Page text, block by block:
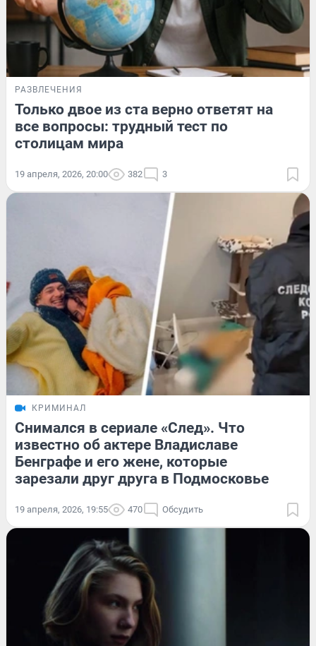
РАЗВЛЕЧЕНИЯ
Только двое из ста верно ответят на
все вопросы: трудный тест по
столицам мира
19 апреля, 2026, 20:00 382 3
КРИМИНАЛ
Снимался в сериале «След». Что
известно об актере Владиславе
Бенграфе и его жене, которые
зарезали друг друга в Подмосковье
19 апреля, 2026, 19:55 470 Обсудить